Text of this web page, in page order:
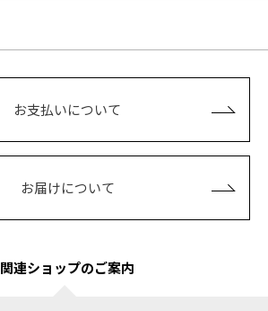
お支払いについて
お届けについて
関連ショップのご案内